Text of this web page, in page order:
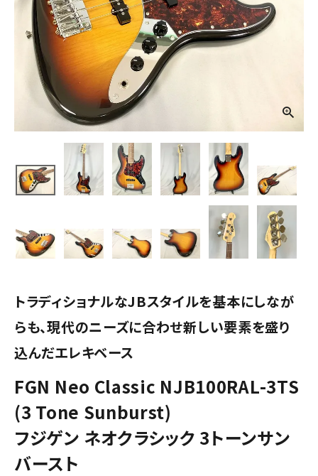
トラディショナルなJBスタイルを基本にしなが
らも、現代のニーズに合わせ新しい要素を盛り
込んだエレキベース
FGN Neo Classic NJB100RAL-3TS
(3 Tone Sunburst)
フジゲン ネオクラシック 3トーンサン
バースト